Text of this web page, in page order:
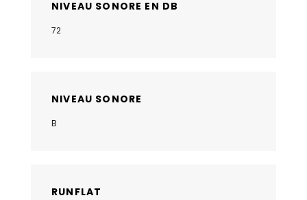
NIVEAU SONORE EN DB
72
NIVEAU SONORE
B
RUNFLAT